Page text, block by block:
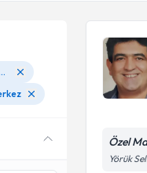
Özel
Yörük
sıvı aspirasyonu)